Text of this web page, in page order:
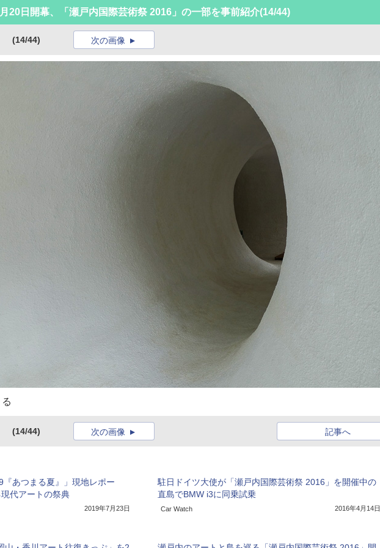
20日開幕、「瀬戸内国際芸術祭 2016」の一部を事前紹介(14/44)
(14/44) 次の画像
(14/44) 記事へ
次の画像
『あつまる夏』」現地レポー
代アートの祭典
2019年7月23日
駐日ドイツ大使が「瀬戸内国際芸術祭 2016」を開催中の
直島でBMW i3に同乗試乗
Car Watch 2016年4月14日